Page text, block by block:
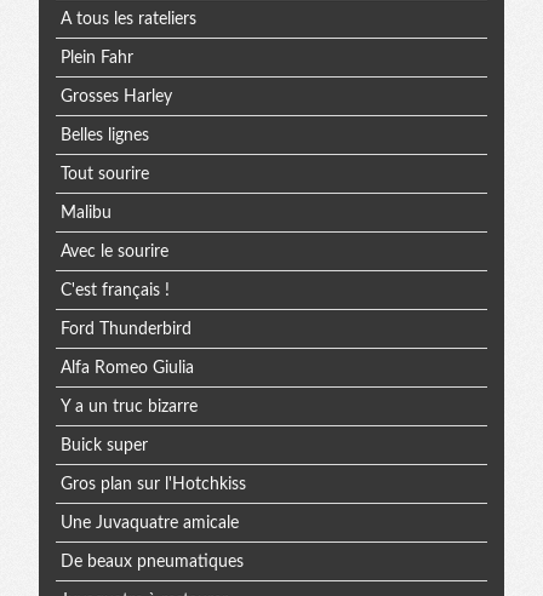
A tous les rateliers
Plein Fahr
Grosses Harley
Belles lignes
Tout sourire
Malibu
Avec le sourire
C'est français !
Ford Thunderbird
Alfa Romeo Giulia
Y a un truc bizarre
Buick super
Gros plan sur l'Hotchkiss
Une Juvaquatre amicale
De beaux pneumatiques